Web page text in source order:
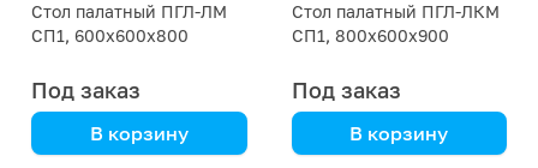
Стол палатный ПГЛ-ЛМ
СП1, 600х600х800
Под заказ
В корзину
Стол палатный ПГЛ-ЛКМ
СП1, 800х600х900
Под заказ
В корзину